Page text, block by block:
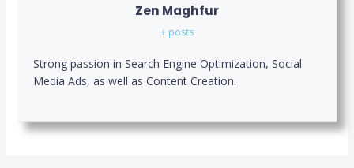
Zen Maghfur
+ posts
Strong passion in Search Engine Optimization, Social
Media Ads, as well as Content Creation.